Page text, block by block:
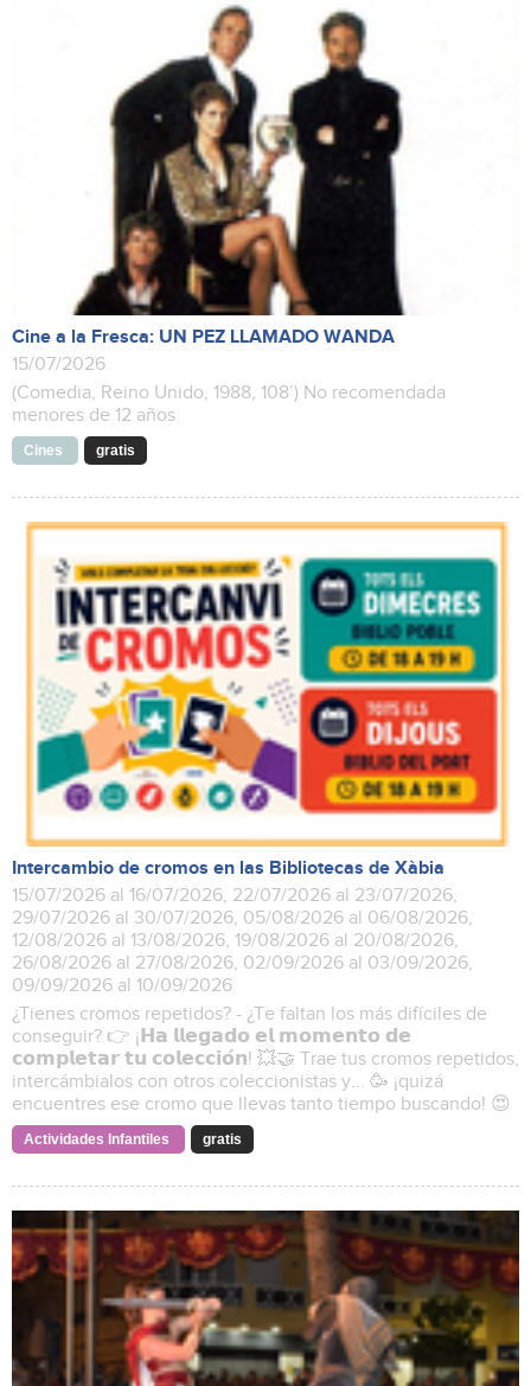
Cine a la Fresca: UN PEZ LLAMADO WANDA
15/07/2026
(Comedia, Reino Unido, 1988, 108’) No recomendada
menores de 12 años
Cines gratis
Intercambio de cromos en las Bibliotecas de Xàbia
15/07/2026 al 16/07/2026, 22/07/2026 al 23/07/2026,
29/07/2026 al 30/07/2026, 05/08/2026 al 06/08/2026,
12/08/2026 al 13/08/2026, 19/08/2026 al 20/08/2026,
26/08/2026 al 27/08/2026, 02/09/2026 al 03/09/2026,
09/09/2026 al 10/09/2026
¿Tienes cromos repetidos? - ¿Te faltan los más difíciles de
conseguir? 👉 ¡𝗛𝗮 𝗹𝗹𝗲𝗴𝗮𝗱𝗼 𝗲𝗹 𝗺𝗼𝗺𝗲𝗻𝘁𝗼 𝗱𝗲
𝗰𝗼𝗺𝗽𝗹𝗲𝘁𝗮𝗿 𝘁𝘂 𝗰𝗼𝗹𝗲𝗰𝗰𝗶𝗼́𝗻! 💥🤝 Trae tus cromos repetidos,
intercámbialos con otros coleccionistas y... 🥳 ¡quizá
encuentres ese cromo que llevas tanto tiempo buscando! 😍
Actividades Infantiles gratis